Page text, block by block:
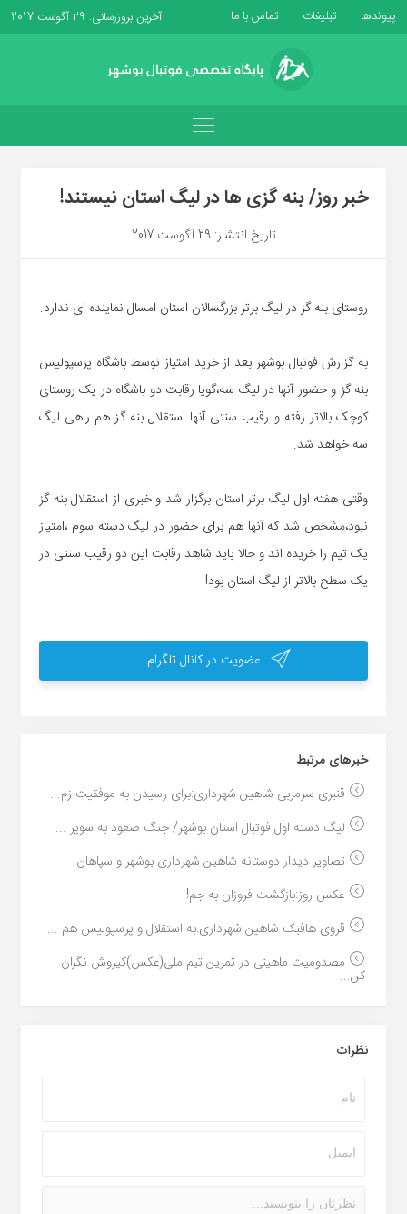
پیوندها تبلیغات تماس با ما آخرین بروزرسانی: 29 آگوست 2017
خبر روز/ بنه گزی ها در لیگ استان نیستند!
تاریخ انتشار: 29 آگوست 2017
روستای بنه گز در لیگ برتر بزرگسالان استان امسال نماینده ای ندارد.
به گزارش فوتبال بوشهر بعد از خرید امتیاز توسط باشگاه پرسپولیس
بنه گز و حضور آنها در لیگ سه،گویا رقابت دو باشگاه در یک روستای
کوچک بالاتر رفته و رقیب سنتی آنها استقلال بنه گز هم راهی لیگ
سه خواهد شد.
وقتی هفته اول لیگ برتر استان برگزار شد و خبری از استقلال بنه گز
نبود،مشخص شد که آنها هم برای حضور در لیگ دسته سوم ،امتیاز
یک تیم را خریده اند و حالا باید شاهد رقابت این دو رقیب سنتی در
یک سطح بالاتر از لیگ استان بود!
عضویت در کانال تلگرام
خبر‌های مرتبط
قنبری سرمربی شاهین شهرداری:برای رسیدن به موفقیت زم...
لیگ دسته اول فوتبال استان بوشهر/ جنگ صعود به سوپر ...
تصاویر دیدار دوستانه شاهین شهردارى بوشهر و سپاهان ...
عکس روز:بازگشت فروزان به جم!
قروی هافبک شاهین شهرداری:به استقلال و پرسپولیس هم ...
مصدومیت ماهینی در تمرین تیم ملی(عکس)کیروش نگران
کن...
نظرات